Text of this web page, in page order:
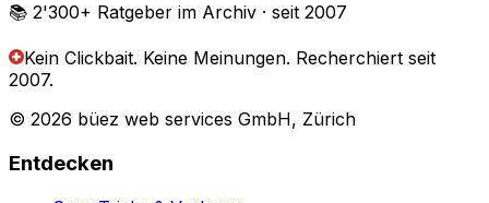
📚 2'300+ Ratgeber im Archiv · seit 2007
Kein Clickbait. Keine Meinungen. Recherchiert seit
2007.
© 2026 büez web services GmbH, Zürich
Entdecken